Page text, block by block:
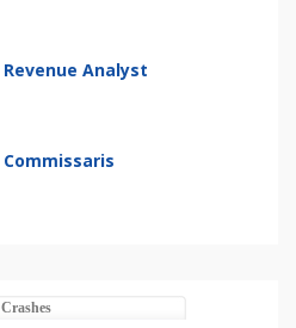
Revenue Analyst
Commissaris
Crashes